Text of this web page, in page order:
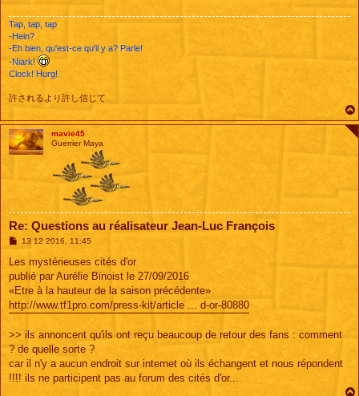
Tap, tap, tap
-Hein?
-Eh bien, qu'est-ce qu'il y a? Parle!
-Niark!
Clock! Hurg!
許されるより許し信じて
mavie45
Guerrier Maya
Re: Questions au réalisateur Jean-Luc François
M
s
a
g
13 12 2016, 11:45
Les mystérieuses cités d'or
publié par Aurélie Binoist le 27/09/2016
«Etre à la hauteur de la saison précédente»
http://www.tf1pro.com/press-kit/article ... d-or-80880
>> ils annoncent qu'ils ont reçu beaucoup de retour des fans : comment
? de quelle sorte ?
car il n'y a aucun endroit sur internet où ils échangent et nous répondent
!!!! ils ne participent pas au forum des cités d'or...